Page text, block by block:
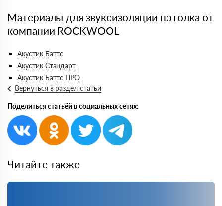
Материалы для звукоизоляции потолка от
компании ROCKWOOL
Акустик Баттс
Акустик Стандарт
Акустик Баттс ПРО
Вернуться в раздел статьи
Поделиться статьёй в социальных сетях:
Читайте также